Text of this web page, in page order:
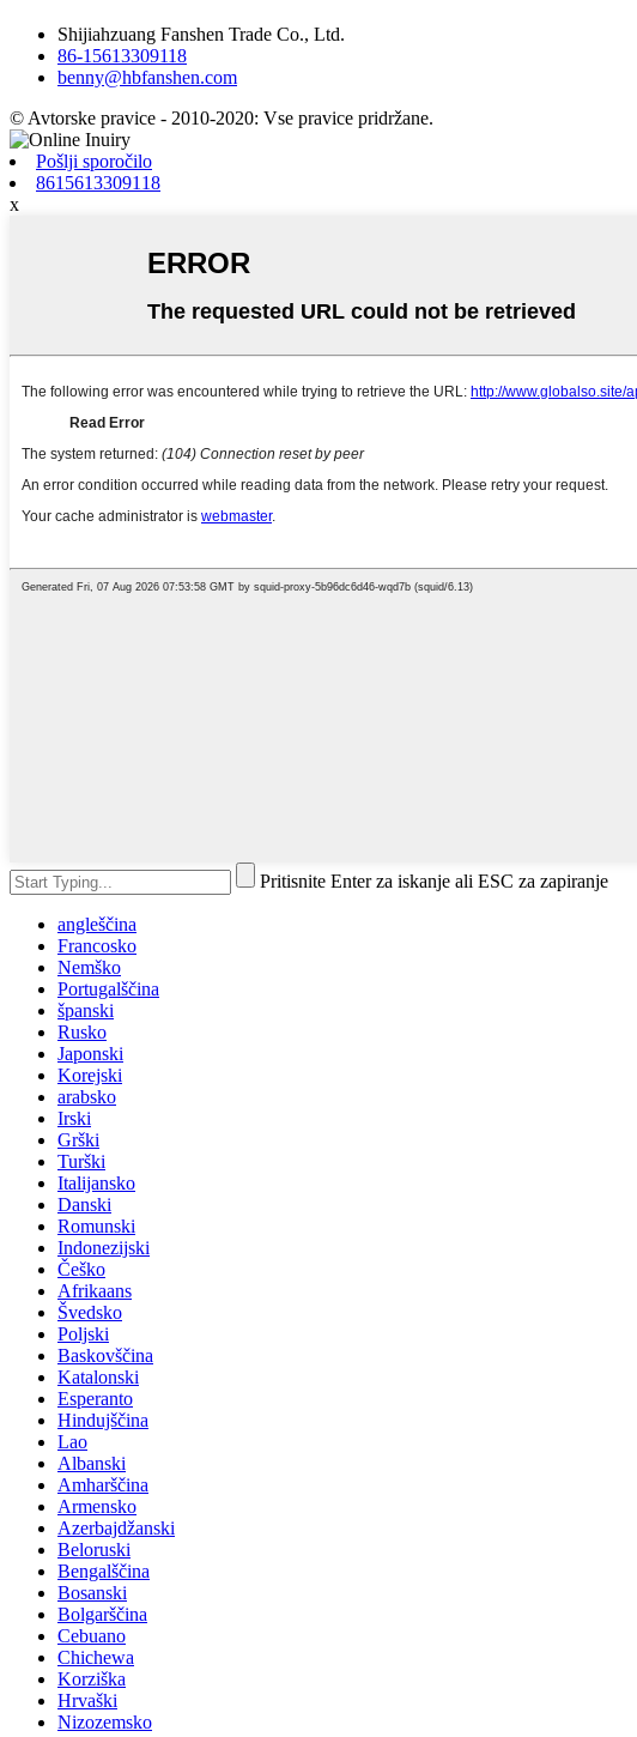
Shijiahzuang Fanshen Trade Co., Ltd.
86-15613309118
benny@hbfanshen.com
© Avtorske pravice - 2010-2020: Vse pravice pridržane.
Pošlji sporočilo
8615613309118
x
Pritisnite Enter za iskanje ali ESC za zapiranje
angleščina
Francosko
Nemško
Portugalščina
španski
Rusko
Japonski
Korejski
arabsko
Irski
Grški
Turški
Italijansko
Danski
Romunski
Indonezijski
Češko
Afrikaans
Švedsko
Poljski
Baskovščina
Katalonski
Esperanto
Hindujščina
Lao
Albanski
Amharščina
Armensko
Azerbajdžanski
Beloruski
Bengalščina
Bosanski
Bolgarščina
Cebuano
Chichewa
Korziška
Hrvaški
Nizozemsko